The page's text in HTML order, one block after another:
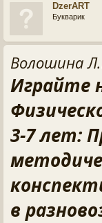
DzerART
Букварик
Волошина
Играйте
3-7 лет:
в